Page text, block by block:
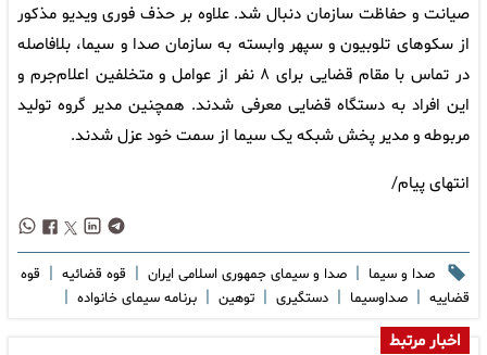
صیانت و حفاظت سازمان دنبال شد. علاوه بر حذف فوری ویدیو مذکور
از سکوهای تلوبیون و سپهر وابسته به سازمان صدا و سیما، بلافاصله
در تماس با مقام قضایی برای ۸ نفر از عوامل و متخلفین اعلام‌جرم و
این افراد به دستگاه قضایی معرفی شدند. همچنین مدیر گروه تولید
مربوطه و مدیر پخش شبکه یک سیما از سمت خود عزل شدند.
انتهای پیام/
صدا و سیما | صدا و سیمای جمهوری اسلامی ایران | قوه قضائیه | قوه
قضاییه | صداوسیما | دستگیری | توهین | برنامه سیمای خانواده |
اخبار مرتبط